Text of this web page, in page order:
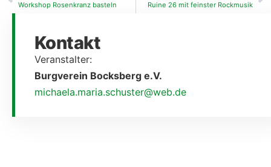
Workshop Rosenkranz basteln Ruine 26 mit feinster Rockmusik
Kontakt
Veranstalter:
Burgverein Bocksberg e.V.
michaela.maria.schuster@web.de